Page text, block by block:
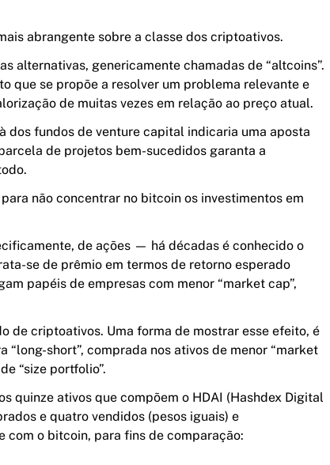
abrangente sobre a classe dos criptoativos.
alternativas, genericamente chamadas de “altcoins”.
que se propõe a resolver um problema relevante e
de muitas vezes em relação ao preço atual.
dos fundos de venture capital indicaria uma aposta
de projetos bem-sucedidos garanta a
não concentrar no bitcoin os investimentos em
de ações — há décadas é conhecido o
se de prêmio em termos de retorno esperado
papéis de empresas com menor “market cap”,
de criptoativos. Uma forma de mostrar esse efeito, é
short”, comprada nos ativos de menor “market
“size portfolio”.
quinze ativos que compõem o HDAI (Hashdex Digital
e quatro vendidos (pesos iguais) e
com o bitcoin, para fins de comparação: